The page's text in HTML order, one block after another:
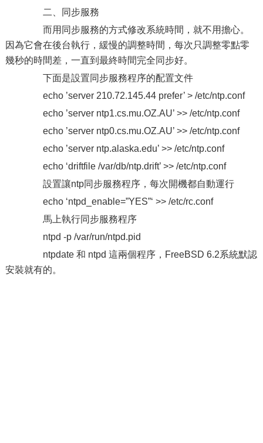
二、同步服務
而用同步服務的方式修改系統時間，就不用擔心。
因為它會在後台執行，緩慢的調整時間，每次只調整零點零
幾秒的時間差，一直到最終時間完全同步好。
下面是設置同步服務程序的配置文件
echo ’server 210.72.145.44 prefer’ > /etc/ntp.conf
echo ’server ntp1.cs.mu.OZ.AU’ >> /etc/ntp.conf
echo ’server ntp0.cs.mu.OZ.AU’ >> /etc/ntp.conf
echo ’server ntp.alaska.edu’ >> /etc/ntp.conf
echo ‘driftfile /var/db/ntp.drift’ >> /etc/ntp.conf
設置讓ntp同步服務程序，每次開機都自動運行
echo ‘ntpd_enable=”YES”‘ >> /etc/rc.conf
馬上執行同步服務程序
ntpd -p /var/run/ntpd.pid
ntpdate 和 ntpd 這兩個程序，FreeBSD 6.2系統默認
安裝就有的。